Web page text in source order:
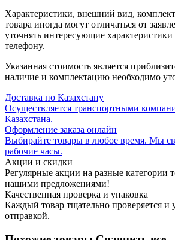
Характеристики, внешний вид,
товара иногда могут отличаться от
уточнять интересующие
телефону.
Указанная стоимость является
наличие и комплектацию необходимо
Доставка по Казахстану
Осуществляется транспортными
Казахстана.
Оформление заказа онлайн
Выбирайте товары в любое время. Мы
рабочие часы.
Акции и скидки
Регулярные акции на разные категории
нашими предложениями!
Качественная проверка и упаковка
Каждый товар тщательно проверяется и
отправкой.